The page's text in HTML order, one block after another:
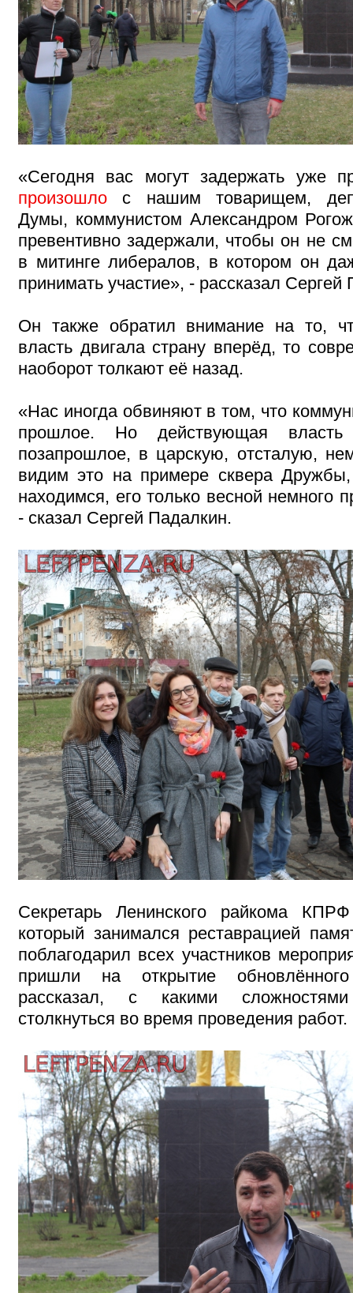
«Сегодня вас могут задержать уже
произошло с нашим товарищем,
Думы, коммунистом Александром
превентивно задержали, чтобы он не
в митинге либералов, в котором он
принимать участие», - рассказал Сергей
Он также обратил внимание на то,
власть двигала страну вперёд, то
наоборот толкают её назад.
«Нас иногда обвиняют в том, что
прошлое. Но действующая
позапрошлое, в царскую, отсталую,
видим это на примере сквера
находимся, его только весной немного
- сказал Сергей Падалкин.
Секретарь Ленинского райкома
который занимался реставрацией
поблагодарил всех участников
пришли на открытие
рассказал, с какими
столкнуться во время проведения работ.